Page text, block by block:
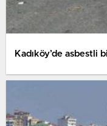
Kadıköy’de asbestli